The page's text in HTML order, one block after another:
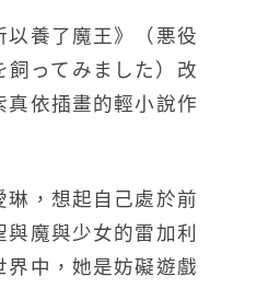
養了魔王》
（悪役
飼ってみました）改
真依插畫的輕小說作
琳，想起自己處於前
魔與少女的雷加利
界中，她是妨礙遊戲